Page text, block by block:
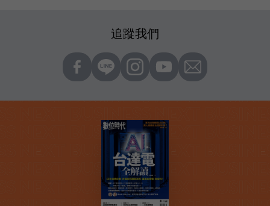
追蹤我們